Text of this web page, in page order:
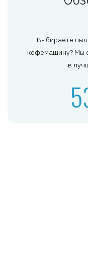
Выбираете
кофемашину? Мы
в